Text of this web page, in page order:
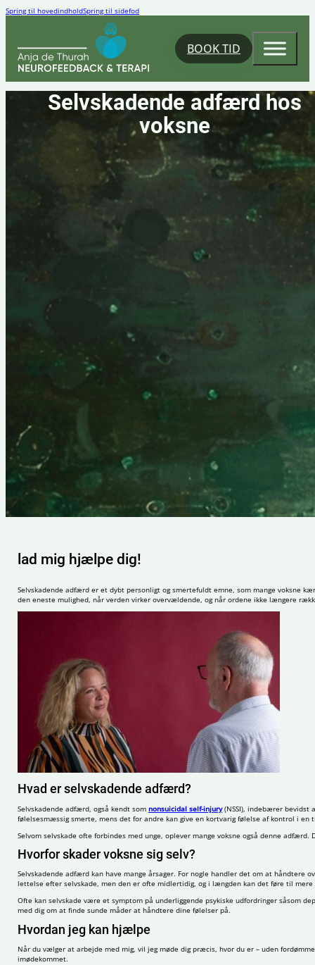
Spring til hovedindholdSpring til sidefod
BOOK TID
Selvskadende adfærd hos
voksne
lad mig hjælpe dig!
Selvskadende adfærd er et dybt personligt og smertefuldt emne, som mange voksne
den eneste mulighed, når verden virker overvældende, og når ordene ikke længere
Hvad er selvskadende adfærd?
Selvskadende adfærd, også kendt som nonsuicidal self-injury(NSSI), indebærer bevidst
følelsesmæssig smerte, mens det for andre kan give en kortvarig følelse af kontrol i
Selvom selvskade ofte forbindes med unge, oplever mange voksne også denne
Hvorfor skader voksne sig selv?
Selvskadende adfærd kan have mange årsager. For nogle handler det om at
lettelse efter selvskade, men den er ofte midlertidig, og i længden kan det føre til
Ofte kan selvskade være et symptom på underliggende psykiske udfordringer såsom
med dig om at finde sunde måder at håndtere dine følelser på.
Hvordan jeg kan hjælpe
Når du vælger at arbejde med mig, vil jeg møde dig præcis, hvor du er – uden
imødekommet.